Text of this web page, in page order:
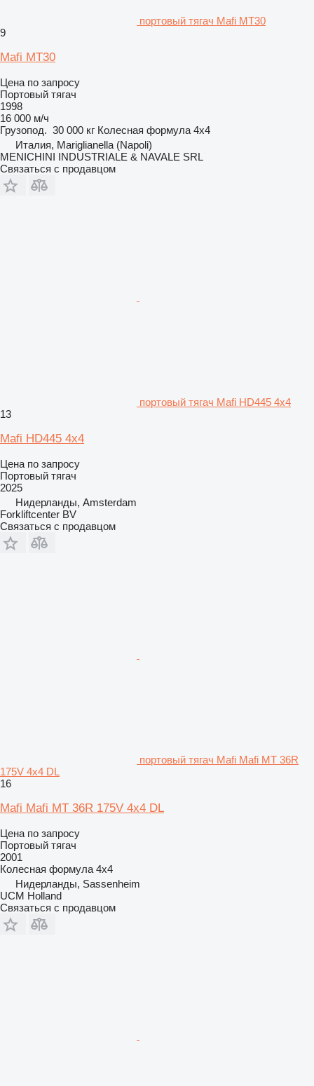
портовый тягач Mafi MT30
9
Mafi MT30
Цена по запросу
Портовый тягач
1998
16 000 м/ч
Грузопод. 30 000 кг Колесная формула 4x4
Италия, Mariglianella (Napoli)
MENICHINI INDUSTRIALE & NAVALE SRL
Связаться с продавцом
портовый тягач Mafi HD445 4x4
13
Mafi HD445 4x4
Цена по запросу
Портовый тягач
2025
Нидерланды, Amsterdam
Forkliftcenter BV
Связаться с продавцом
портовый тягач Mafi Mafi MT 36R
175V 4x4 DL
16
Mafi Mafi MT 36R 175V 4x4 DL
Цена по запросу
Портовый тягач
2001
Колесная формула 4x4
Нидерланды, Sassenheim
UCM Holland
Связаться с продавцом